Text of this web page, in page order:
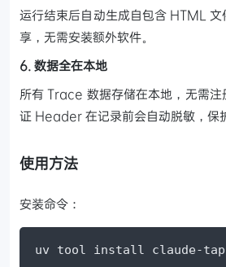
运行结束后自动生成自包含 HTML
享，无需安装额外软件。
6. 数据全在本地
所有 Trace 数据存储在本地，无需注
证 Header 在记录前会自动脱敏，保
使用方法
安装命令：
uv tool install claude-tap